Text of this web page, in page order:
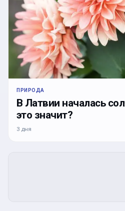
ПРИРОДА
В Латвии началась
это значит?
3 дня